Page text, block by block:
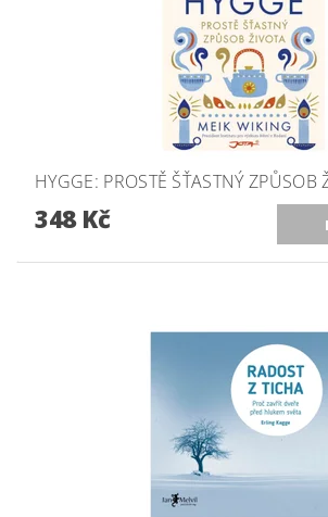
HYGGE: PROSTĚ ŠŤASTNÝ ZPŮSOB
348 Kč